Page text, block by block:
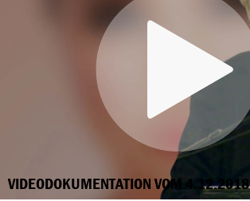
VIDEODOKUMENTATION VOM 4.12.2018